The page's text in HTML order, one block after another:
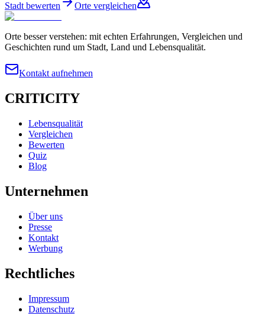
Stadt bewerten Orte vergleichen
Orte besser verstehen: mit echten Erfahrungen, Vergleichen und
Geschichten rund um Stadt, Land und Lebensqualität.
Kontakt aufnehmen
CRITICITY
Lebensqualität
Vergleichen
Bewerten
Quiz
Blog
Unternehmen
Über uns
Presse
Kontakt
Werbung
Rechtliches
Impressum
Datenschutz